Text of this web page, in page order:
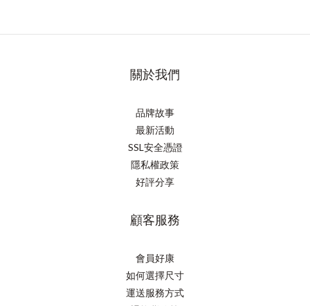
關於我們
品牌故事
最新活動
SSL安全憑證
隱私權政策
好評分享
顧客服務
會員好康
如何選擇尺寸
運送服務方式